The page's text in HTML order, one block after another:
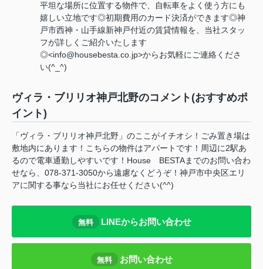
平坦な場所に位置する物件で、自転車をよく使う方にも
嬉しい立地です◎初期費用のカード決済ができます◎神
戸市西神・山手線新神戸付近の賃貸情報を、当社スタッ
フが詳しくご紹介いたします
◎<info@housebesta.co.jp>からお気軽にご連絡くださ
い(^_^)
ヴィラ・ブリリオ神戸北野のコメント(おすすめポ
イント)
「ヴィラ・ブリリオ神戸北野」のここがイチオシ！ごみ置き場は
敷地内にあります！こちらの物件はアパートです！周辺に2駅あ
るので電車通勤しやすいです！House BESTAまでのお問い合わ
せなら、078-371-3050から遠慮なくどうぞ！神戸市中央区エリ
アに関する事なら当社にお任せください(^^)
無料 LINEからお問い合わせ
無料 お問い合わせ